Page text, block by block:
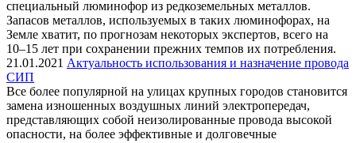
специальный люминофор из редкоземельных металлов.
Запасов металлов, используемых в таких люминофорах, на
Земле хватит, по прогнозам некоторых экспертов, всего на
10–15 лет при сохранении прежних темпов их потребления.
21.01.2021 Актуальность использования и назначение провода
СИП
Все более популярной на улицах крупных городов становится
замена изношенных воздушных линий электропередач,
представляющих собой неизолированные провода высокой
опасности, на более эффективные и долговечные